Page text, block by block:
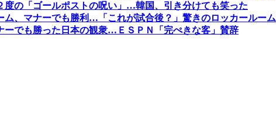
度の「ゴールポストの呪い」…韓国、引き分けても笑った
ム、マナーでも勝利…「これが試合後？」驚きのロッカールーム
ーでも勝った日本の観衆…ＥＳＰＮ「完ぺきな客」賛辞